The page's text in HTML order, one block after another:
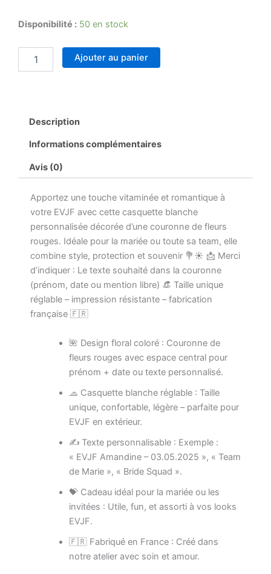
Disponibilité : 50 en stock
quantité
Casquette
EVJF
Personnalisée
Fleurs
Choix
Date
Accessoire
Mariée
Team
Enterrement
Jeune
Fille
Ajouter au panier
Description
Informations complémentaires
Avis (0)
Apportez une touche vitaminée et romantique à
votre EVJF avec cette casquette blanche
personnalisée décorée d’une couronne de fleurs
rouges. Idéale pour la mariée ou toute sa team, elle
combine style, protection et souvenir 💐☀️ 📩 Merci
d’indiquer : Le texte souhaité dans la couronne
(prénom, date ou mention libre) 👒 Taille unique
réglable – impression résistante – fabrication
française 🇫🇷
🌺 Design floral coloré : Couronne de
fleurs rouges avec espace central pour
prénom + date ou texte personnalisé.
🧢 Casquette blanche réglable : Taille
unique, confortable, légère – parfaite pour
EVJF en extérieur.
✍️ Texte personnalisable : Exemple :
« EVJF Amandine – 03.05.2025 », « Team
de Marie », « Bride Squad ».
💝 Cadeau idéal pour la mariée ou les
invitées : Utile, fun, et assorti à vos looks
EVJF.
🇫🇷 Fabriqué en France : Créé dans
notre atelier avec soin et amour.